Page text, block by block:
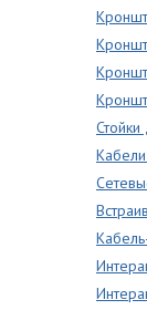
Стойки